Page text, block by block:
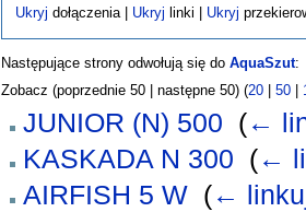
Ukryj dołączenia | Ukryj linki | Ukryj
Następujące strony odwołują się do AquaSzut:
Zobacz (poprzednie 50 | następne 50) (20| 50|
JUNIOR (N) 500 (←
KASKADA N 300 (←
AIRFISH 5 W‎ (←